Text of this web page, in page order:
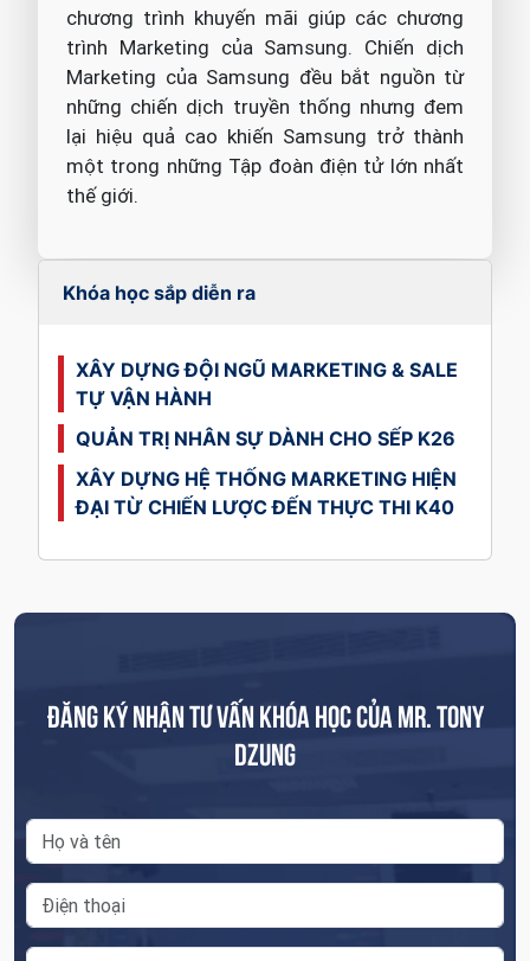
chương trình khuyến mãi giúp các chương
trình Marketing của Samsung. Chiến dịch
Marketing của Samsung đều bắt nguồn từ
những chiến dịch truyền thống nhưng đem
lại hiệu quả cao khiến Samsung trở thành
một trong những Tập đoàn điện tử lớn nhất
thế giới.
Khóa học sắp diễn ra
XÂY DỰNG ĐỘI NGŨ MARKETING & SALE
TỰ VẬN HÀNH
QUẢN TRỊ NHÂN SỰ DÀNH CHO SẾP K26
XÂY DỰNG HỆ THỐNG MARKETING HIỆN
ĐẠI TỪ CHIẾN LƯỢC ĐẾN THỰC THI K40
ĐĂNG KÝ NHẬN TƯ VẤN KHÓA HỌC CỦA MR. TONY
DZUNG